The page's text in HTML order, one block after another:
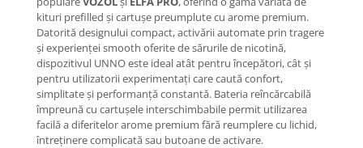
kituri prefilled și cartușe preumplute cu arome premium.
Datorită designului compact, activării automate prin tragere
și experienței smooth oferite de sărurile de nicotină,
dispozitivul UNNO este ideal atât pentru începători, cât și
pentru utilizatorii experimentați care caută confort,
simplitate și performanță constantă. Bateria reîncărcabilă
împreună cu cartușele interschimbabile permit utilizarea
facilă a diferitelor arome premium fără reumplere cu lichid,
întreținere complicată sau butoane de activare.